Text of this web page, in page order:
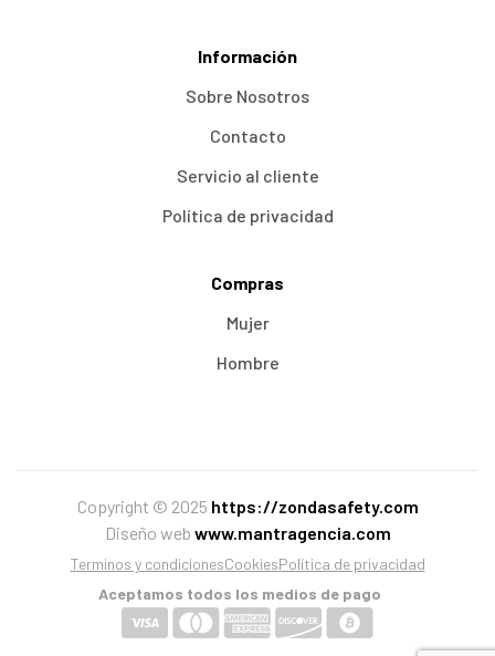
Información
Sobre Nosotros
Contacto
Servicio al cliente
Política de privacidad
Compras
Mujer
Hombre
Copyright © 2025 https://zondasafety.com
Diseño web www.mantragencia.com
Terminos y condicionesCookiesPolítica de privacidad
Aceptamos todos los medios de pago